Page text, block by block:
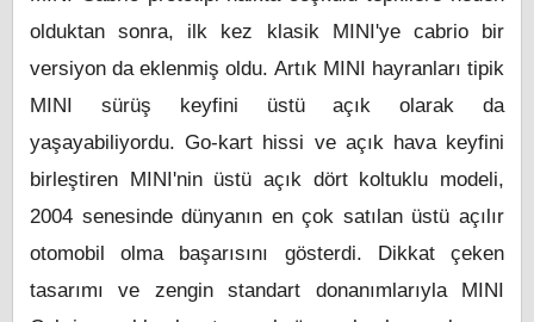
olduktan sonra, ilk kez klasik MINI'ye cabrio bir
versiyon da eklenmiş oldu. Artık MINI hayranları tipik
MINI sürüş keyfini üstü açık olarak da
yaşayabiliyordu. Go-kart hissi ve açık hava keyfini
birleştiren MINI'nin üstü açık dört koltuklu modeli,
2004 senesinde dünyanın en çok satılan üstü açılır
otomobil olma başarısını gösterdi. Dikkat çeken
tasarımı ve zengin standart donanımlarıyla MINI